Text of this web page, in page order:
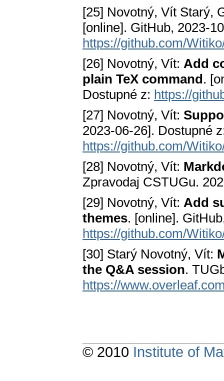
[25] Novotný, Vít Starý,
[online]. GitHub, 2023-
https://github.com/
[26] Novotný, Vít: Add
plain TeX command.
Dostupné z: https://
[27] Novotný, Vít:
2023-06-26]. Dostupné
https://github.com/
[28] Novotný, Vít:
Zpravodaj CSTUGu.
[29] Novotný, Vít: Add
themes. [online].
https://github.com/
[30] Starý Novotný, Vít:
the Q&A session.
https://
© 2010 Institute of